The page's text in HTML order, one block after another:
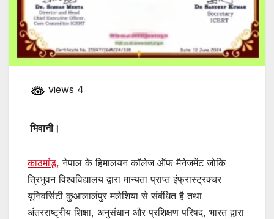
views 4
भिवानी।
काठमांडू, नेपाल के हिमालयन कॉलेज ऑफ मैनेजमेंट जोकि
त्रिभुवन विश्वविद्यालय द्वारा मान्यता प्राप्त इंफ्रास्ट्रक्चर
यूनिवर्सिटी कुआलालंपुर मलेशिया से संबंधित है तथा
अंतरराष्ट्रीय शिक्षा, अनुसंधान और प्रशिक्षण परिषद, भारत द्वारा